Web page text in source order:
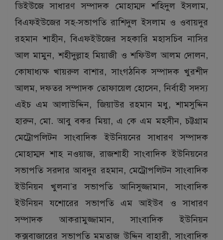
ডিইউজে সাধারণ সম্পাদক মোহাম্মদ শহিদুল ইসলাম,
বিএফইউজের সহ-সভাপতি রাশিদুল ইসলাম ও ওবায়দুর
রহমান শাহীন, বিএফইউজের সহকারি মহাসচিব নাসির
আল মামুন, শহীদুল্লাহ মিয়াজী ও শফিউল আলম দোলন,
কোষাধ্যক্ষ খায়রুল বাশার, সাংগঠনিক সম্পাদক খুরশীদ
আলম, দফতর সম্পাদক তোফায়েল হোসেন, নির্বাহী সদস্য
এইচ এম আলাউদ্দিন, জিয়াউর রহমান মধু, শামসুদ্দিন
হারুন, মো. আবু বকর মিয়া, এ কে এম মহসীন, চট্টগ্রাম
মেট্রোপলিটন সাংবাদিক ইউনিয়নের সাধারণ সম্পাদক
মোহাম্মদ শাহ নওয়াজ, রাজশাহী সাংবাদিক ইউনিয়নের
সভাপতি সরদার আবদুর রহমান, মেট্রোপলিটন সাংবাদিক
ইউনিয়ন খুলনা’র সভাপতি আনিসুজ্জামান, সাংবাদিক
ইউনিয়ন যশোরের সভাপতি এম আইউব ও সাধারণ
সম্পাদক আকরামুজ্জামান, সাংবাদিক ইউনিয়ন
কক্সবাজারের সভাপতি মমতাজ উদ্দিন বাহারী, সাংবাদিক